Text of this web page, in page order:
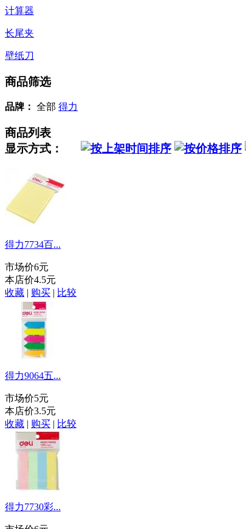
计算器
长尾夹
壁纸刀
商品筛选
品牌： 全部 得力
商品列表
显示方式：
得力7734百...
市场价6元
本店价4.5元
收藏 | 购买 | 比较
得力9064五...
市场价5元
本店价3.5元
收藏 | 购买 | 比较
得力7730彩...